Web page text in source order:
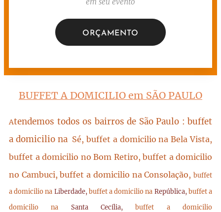
em seu evento
ORÇAMENTO
BUFFET A DOMICILIO em SÃO PAULO
Atendemos todos os bairros de São Paulo : buffet
a domicilio na Sé, buffet a domicilio na Bela Vista,
buffet a domicilio no Bom Retiro, buffet a domicilio
no Cambuci, buffet a domicilio na Consolação, buffet
a domicilio na Liberdade,buffet a domicilio na República,buffet a
domicilio na Santa Cecília,buffet a domicilio